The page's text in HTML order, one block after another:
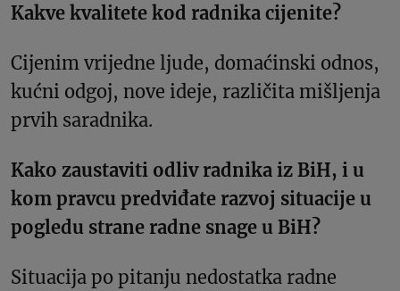
Kakve kvalitete kod radnika cijenite?
Cijenim vrijedne ljude, domaćinski odnos,
kućni odgoj, nove ideje, različita mišljenja
prvih saradnika.
Kako zaustaviti odliv radnika iz BiH, i u
kom pravcu predviđate razvoj situacije u
pogledu strane radne snage u BiH?
Situacija po pitanju nedostatka radne